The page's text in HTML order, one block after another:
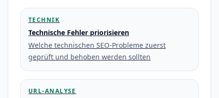
TECHNIK
Technische Fehler priorisieren
Welche technischen SEO-Probleme zuerst
geprüft und behoben werden sollten
URL-ANALYSE